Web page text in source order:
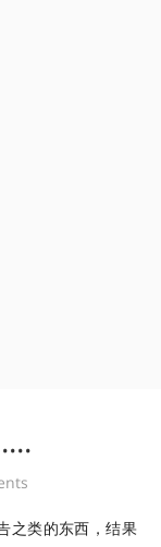
之类的东西，结果